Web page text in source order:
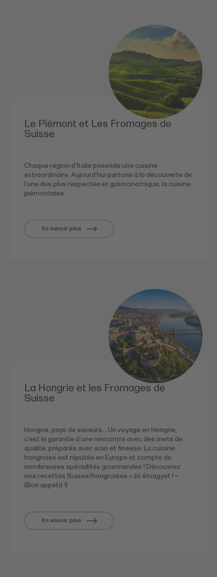
Le Piémont et Les Fromages de
Suisse
Chaque région d’Italie possède une cuisine
extraordinaire. Aujourd’hui partons à la découverte de
l’une des plus respectée et gastronomique, la cuisine
piémontaise.
En savoir plus
La Hongrie et les Fromages de
Suisse
Hongrie, pays de saveurs… Un voyage en Hongrie,
c’est la garantie d’une rencontre avec des mets de
qualité, préparés avec soin et finesse. La cuisine
hongroise est réputée en Europe et compte de
nombreuses spécialités gourmandes ! Découvrez
nos recettes Suisse/hongroises « Jó étvágyat ! »
(Bon appétit !)
En savoir plus